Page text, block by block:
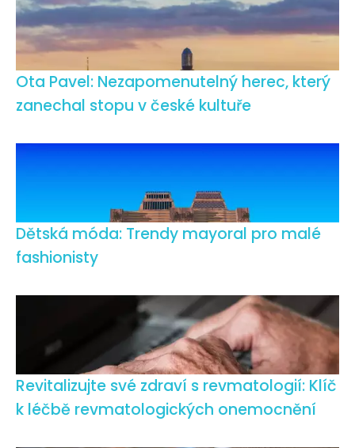
Ota Pavel: Nezapomenutelný herec, který
zanechal stopu v české kultuře
Dětská móda: Trendy mayoral pro malé
fashionisty
Revitalizujte své zdraví s revmatologií: Klíč
k léčbě revmatologických onemocnění